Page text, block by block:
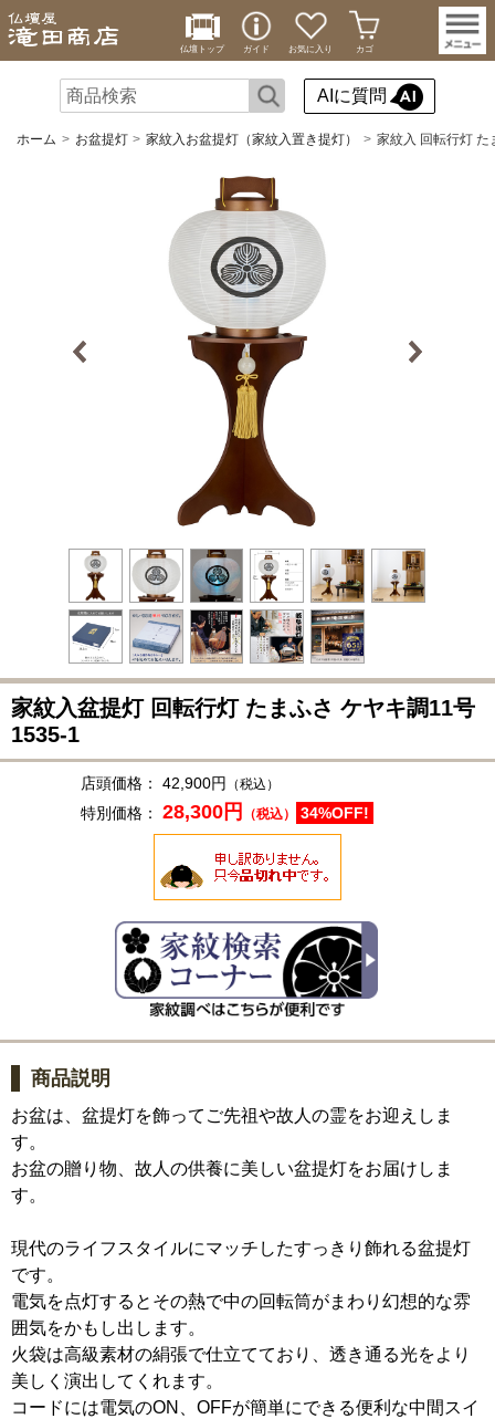
仏壇トップ ガイド お気に入り カゴ
AIに質問
ホーム お盆提灯 家紋入お盆提灯（家紋入置き提灯） 家紋入 回転行灯
家紋入盆提灯 回転行灯 たまふさ ケヤキ調11号
1535-1
店頭価格： 42,900円 （税込）
特別価格： 28,300円 （税込） 34%OFF!
商品説明
お盆は、盆提灯を飾ってご先祖や故人の霊をお迎えしま
す。
お盆の贈り物、故人の供養に美しい盆提灯をお届けしま
す。
現代のライフスタイルにマッチしたすっきり飾れる盆提灯
です。
電気を点灯するとその熱で中の回転筒がまわり幻想的な雰
囲気をかもし出します。
火袋は高級素材の絹張で仕立てており、透き通る光をより
美しく演出してくれます。
コードには電気のON、OFFが簡単にできる便利な中間スイ